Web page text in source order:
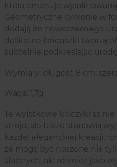
która emanuje
Geometryczne cyrkonie w
dodają im nowoczesnego
delikatne łańcuszki tworzą
subtelnie podkreślając
Wymiary: długość 8 cm;
Waga: 1,7g
Te wyjątkowe kolczyki są
stroju, ale także stanowią
każdej eleganckiej kreacji.
że mogą być noszone nie
ślubnych, ale również jako